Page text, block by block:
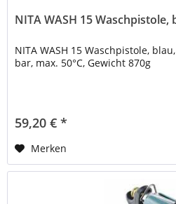
NITA WASH 15 Waschpistole,
NITA WASH 15 Waschpistole,
bar, max. 50°C, Gewicht 870g
59,20 € *
Merken